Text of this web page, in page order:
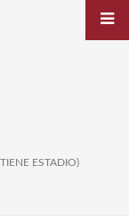
ESTADIO)